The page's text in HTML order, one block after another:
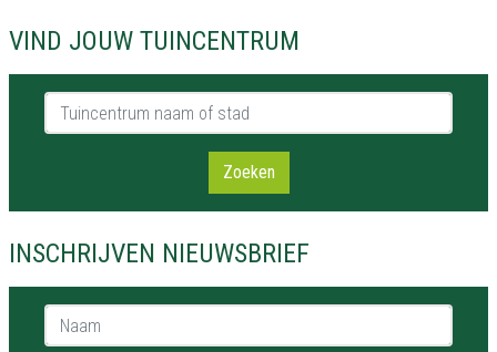
VIND JOUW TUINCENTRUM
Tuincentrum naam of stad
Zoeken
INSCHRIJVEN NIEUWSBRIEF
Naam *